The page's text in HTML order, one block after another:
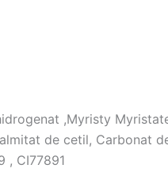
,Myristy
de cetil, Carbonat
, CI77891